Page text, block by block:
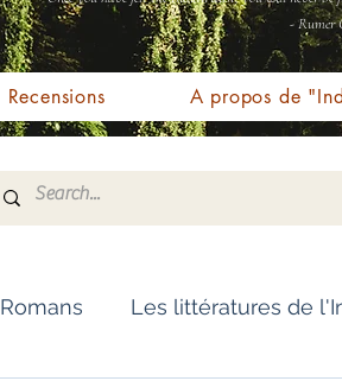
- Rumer
Recensions A propos de
Romans Les littératures de